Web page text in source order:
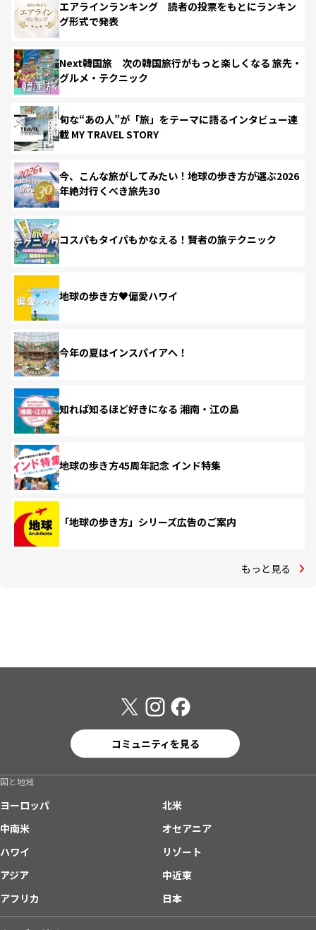
エアラインランキング 読者の投票をもとにランキン
グ形式で発表
Next韓国旅 次の韓国旅行がもっと楽しくなる 旅先・
グルメ・テクニック
旬な“あの人”が「旅」をテーマに語るインタビュー連
載 MY TRAVEL STORY
今、こんな旅がしてみたい！地球の歩き方が選ぶ2026
年絶対行くべき旅先30
コスパもタイパもかなえる！賢者の旅テクニック
地球の歩き方♥偏愛ハワイ
今年の夏はインスパイアへ！
知れば知るほど好きになる 湘南・江の島
地球の歩き方45周年記念 インド特集
「地球の歩き方」シリーズ広告のご案内
もっと見る
コミュニティを見る
国と地域
ヨーロッパ
北米
中南米
オセアニア
ハワイ
リゾート
アジア
中近東
アフリカ
日本